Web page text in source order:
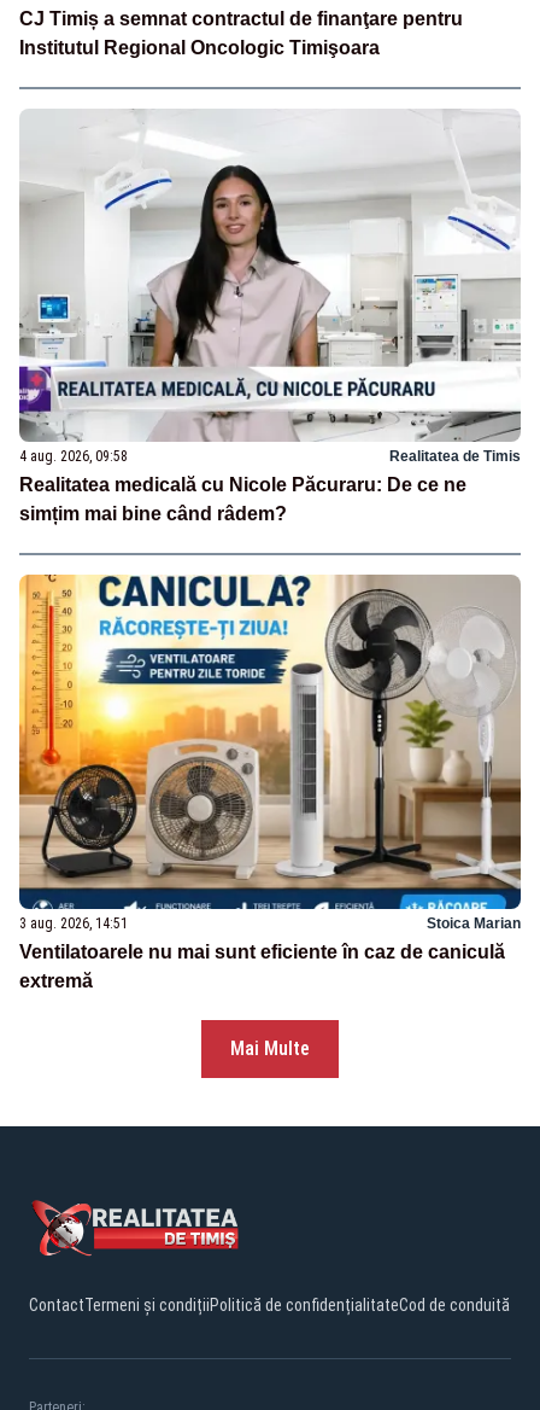
CJ Timiș a semnat contractul de finanţare pentru
Institutul Regional Oncologic Timişoara
4 aug. 2026, 09:58 Realitatea de Timis
Realitatea medicală cu Nicole Păcuraru: De ce ne
simțim mai bine când râdem?
3 aug. 2026, 14:51 Stoica Marian
Ventilatoarele nu mai sunt eficiente în caz de caniculă
extremă
Mai Multe
ContactTermeni și condițiiPolitică de confidențialitateCod de conduită